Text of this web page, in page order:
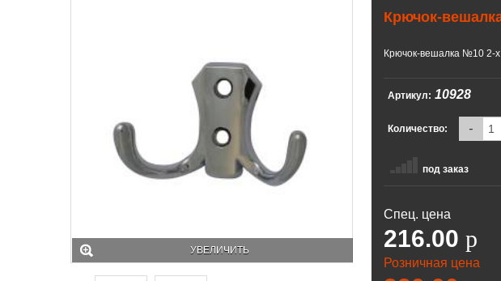
УВЕЛИЧИТЬ
Крючок-
Крючок-вешалка №10 2-
Артикул: 10928
Количество: -
под заказ
Спец. цена
216.00 p
Розничная цена